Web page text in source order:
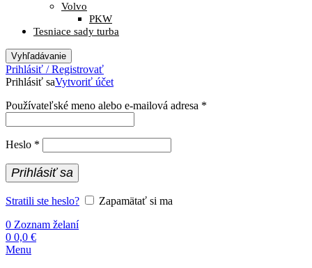
Volvo
PKW
Tesniace sady turba
Vyhľadávanie
Prihlásiť / Registrovať
Prihlásiť saVytvoriť účet
Používateľské meno alebo e-mailová adresa *
Heslo *
Prihlásiť sa
Stratili ste heslo?
Zapamätať si ma
0 Zoznam želaní
0 0,0 €
Menu